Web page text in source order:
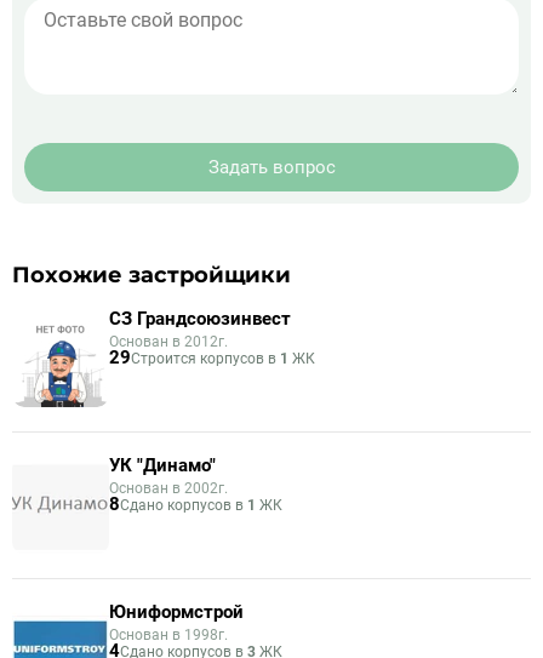
Задать вопрос
Похожие застройщики
СЗ Грандсоюзинвест
Основан в 2012г.
29Строится корпусов в 1 ЖК
УК "Динамо"
Основан в 2002г.
8Сдано корпусов в 1 ЖК
Юниформстрой
Основан в 1998г.
4Сдано корпусов в 3 ЖК